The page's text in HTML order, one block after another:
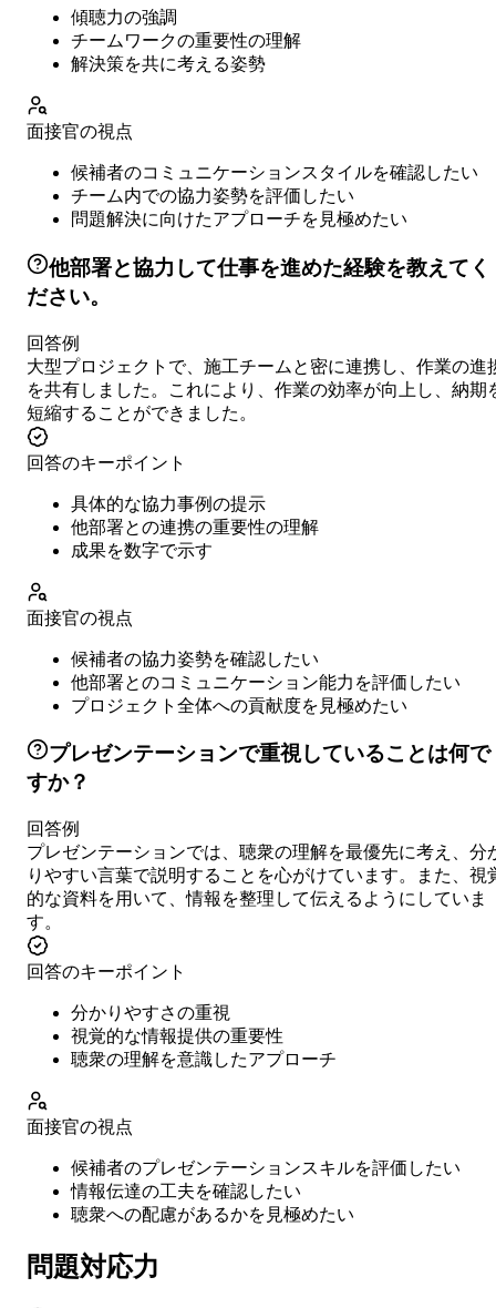
傾聴力の強調
チームワークの重要性の理解
解決策を共に考える姿勢
面接官の視点
候補者のコミュニケーションスタイルを確認したい
チーム内での協力姿勢を評価したい
問題解決に向けたアプローチを見極めたい
他部署と協力して仕事を進めた経験を教えてく
ださい。
回答例
大型プロジェクトで、施工チームと密に連携し、作業の進
を共有しました。これにより、作業の効率が向上し、納期
短縮することができました。
回答のキーポイント
具体的な協力事例の提示
他部署との連携の重要性の理解
成果を数字で示す
面接官の視点
候補者の協力姿勢を確認したい
他部署とのコミュニケーション能力を評価したい
プロジェクト全体への貢献度を見極めたい
プレゼンテーションで重視していることは何で
すか？
回答例
プレゼンテーションでは、聴衆の理解を最優先に考え、分
りやすい言葉で説明することを心がけています。また、視
的な資料を用いて、情報を整理して伝えるようにしていま
す。
回答のキーポイント
分かりやすさの重視
視覚的な情報提供の重要性
聴衆の理解を意識したアプローチ
面接官の視点
候補者のプレゼンテーションスキルを評価したい
情報伝達の工夫を確認したい
聴衆への配慮があるかを見極めたい
問題対応力